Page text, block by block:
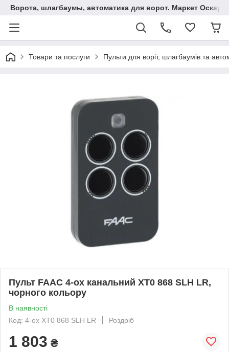
Ворота, шлагбаумы, автоматика для ворот. Маркет Оскар.
Товари та послуги Пульти для воріт, шлагбаумів та
Пульт FAAC 4-ох канальний XT0 868 SLH LR,
чорного кольору
В наявності
Код: 4-ох XT0 868 SLH LR
Роздріб
1 803 ₴